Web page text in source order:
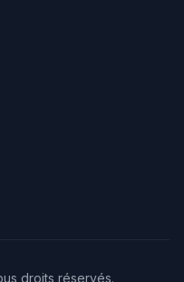
droits réservés.